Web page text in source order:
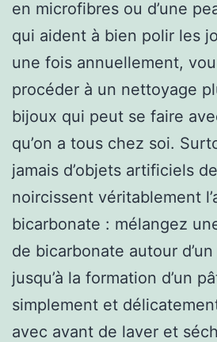
en microfibres ou d’une
qui aident à bien polir les
une fois annuellement,
procéder à un nettoyage
bijoux qui peut se faire
qu’on a tous chez soi.
jamais d’objets artificiels
noircissent véritablement
bicarbonate : mélangez
de bicarbonate autour
jusqu’à la formation d’un
simplement et
avec avant de laver et